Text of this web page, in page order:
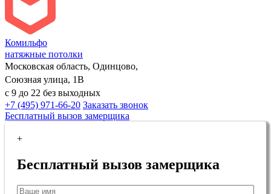
Комильфо
натяжные потолки
Московская область, Одинцово,
Союзная улица, 1В
с 9 до 22 без выходных
+7 (495) 971-66-20 Заказать звонок
Бесплатный вызов замерщика
+
Бесплатный вызов замерщика